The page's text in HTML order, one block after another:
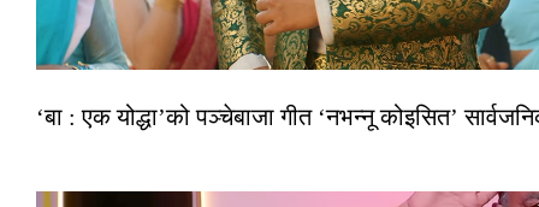
‘बा : एक योद्धा’को पञ्चेबाजा गीत ‘नभन्नू कोइसित’